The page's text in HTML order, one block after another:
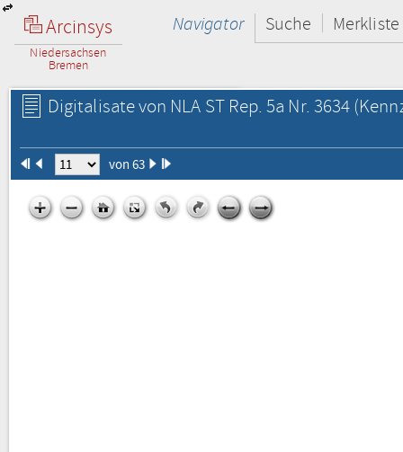
Arcinsys
Niedersachsen
Bremen
Navigator Suche Merkliste
Digitalisate von NLA ST Rep. 5a Nr. 3634
von 63